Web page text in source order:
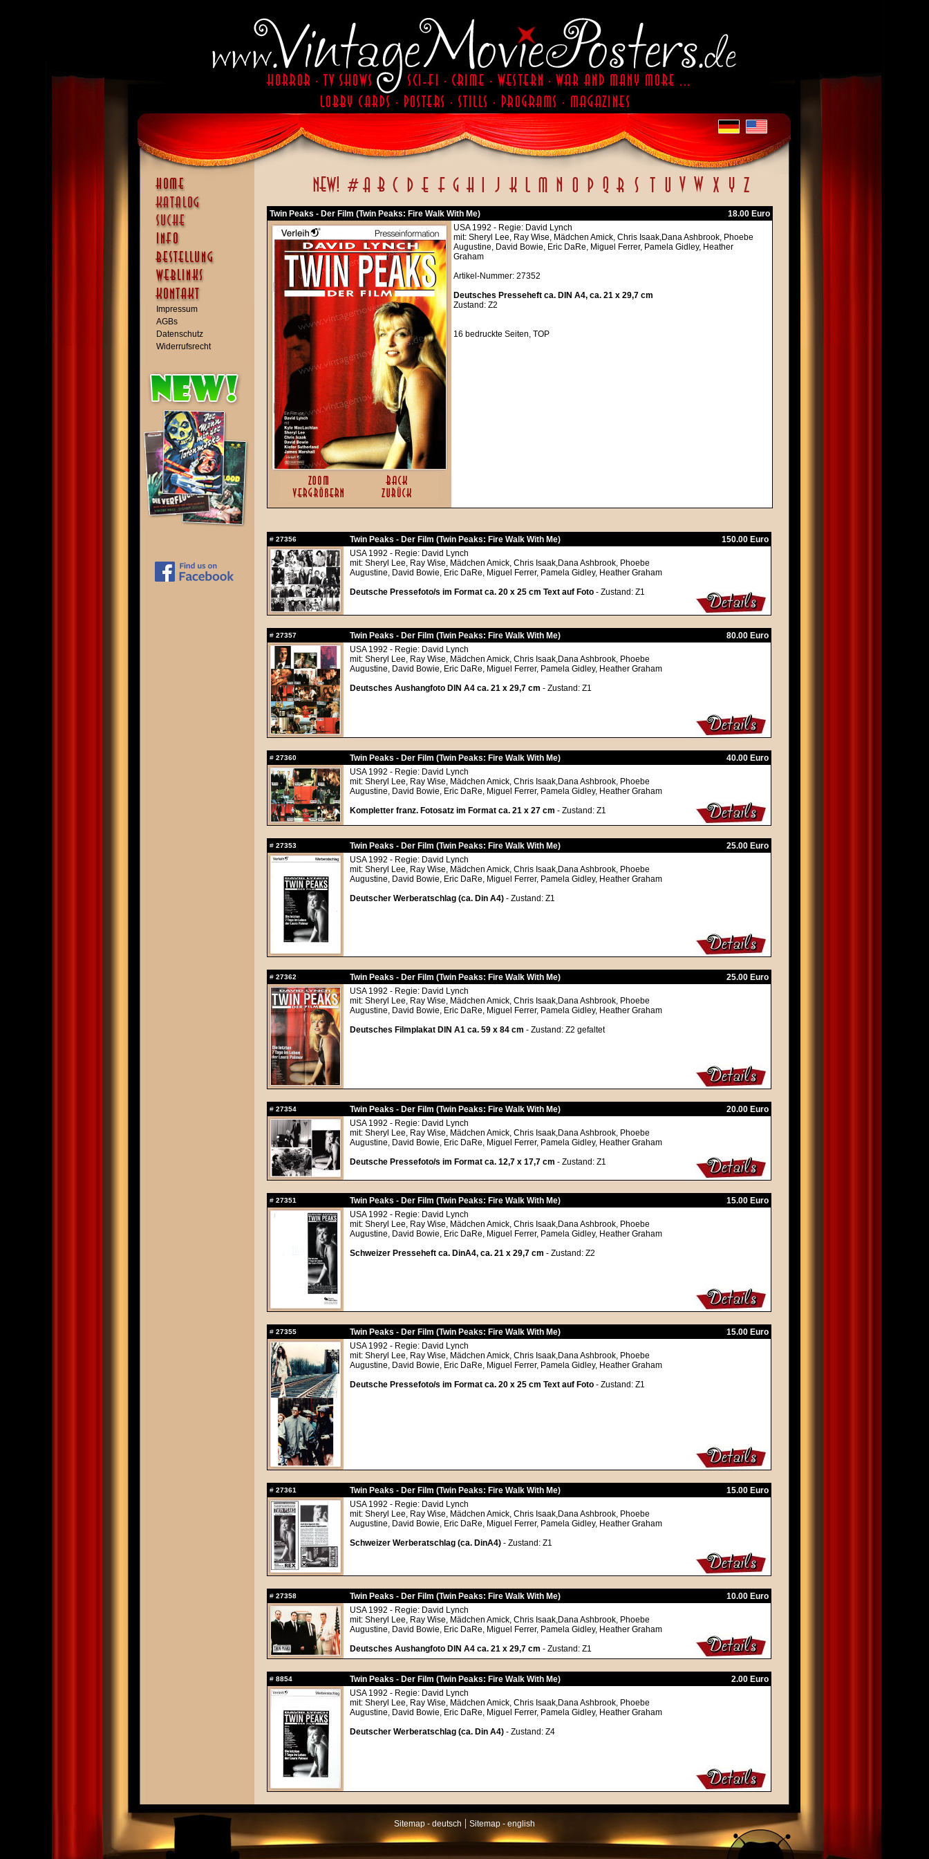
Impressum
AGBs
Datenschutz
Widerrufsrecht
Twin Peaks - Der Film (Twin Peaks: Fire Walk With Me)
18.00 Euro
USA 1992 - Regie: David Lynch
mit: Sheryl Lee, Ray Wise, Mädchen Amick, Chris Isaak,Dana Ashbrook, Phoebe
Augustine, David Bowie, Eric DaRe, Miguel Ferrer, Pamela Gidley, Heather
Graham
Artikel-Nummer: 27352
Deutsches Presseheft ca. DIN A4, ca. 21 x 29,7 cm
Zustand: Z2
16 bedruckte Seiten, TOP
# 27356 Twin Peaks - Der Film (Twin Peaks: Fire Walk With Me)
150.00 Euro
USA 1992 - Regie: David Lynch
mit: Sheryl Lee, Ray Wise, Mädchen Amick, Chris Isaak,Dana Ashbrook, Phoebe
Augustine, David Bowie, Eric DaRe, Miguel Ferrer, Pamela Gidley, Heather Graham
Deutsche Pressefoto/s im Format ca. 20 x 25 cm Text auf Foto - Zustand: Z1
# 27357 Twin Peaks - Der Film (Twin Peaks: Fire Walk With Me)
80.00 Euro
USA 1992 - Regie: David Lynch
mit: Sheryl Lee, Ray Wise, Mädchen Amick, Chris Isaak,Dana Ashbrook, Phoebe
Augustine, David Bowie, Eric DaRe, Miguel Ferrer, Pamela Gidley, Heather Graham
Deutsches Aushangfoto DIN A4 ca. 21 x 29,7 cm - Zustand: Z1
# 27360 Twin Peaks - Der Film (Twin Peaks: Fire Walk With Me)
40.00 Euro
USA 1992 - Regie: David Lynch
mit: Sheryl Lee, Ray Wise, Mädchen Amick, Chris Isaak,Dana Ashbrook, Phoebe
Augustine, David Bowie, Eric DaRe, Miguel Ferrer, Pamela Gidley, Heather Graham
Kompletter franz. Fotosatz im Format ca. 21 x 27 cm - Zustand: Z1
# 27353 Twin Peaks - Der Film (Twin Peaks: Fire Walk With Me)
25.00 Euro
USA 1992 - Regie: David Lynch
mit: Sheryl Lee, Ray Wise, Mädchen Amick, Chris Isaak,Dana Ashbrook, Phoebe
Augustine, David Bowie, Eric DaRe, Miguel Ferrer, Pamela Gidley, Heather Graham
Deutscher Werberatschlag (ca. Din A4) - Zustand: Z1
# 27362 Twin Peaks - Der Film (Twin Peaks: Fire Walk With Me)
25.00 Euro
USA 1992 - Regie: David Lynch
mit: Sheryl Lee, Ray Wise, Mädchen Amick, Chris Isaak,Dana Ashbrook, Phoebe
Augustine, David Bowie, Eric DaRe, Miguel Ferrer, Pamela Gidley, Heather Graham
Deutsches Filmplakat DIN A1 ca. 59 x 84 cm - Zustand: Z2 gefaltet
# 27354 Twin Peaks - Der Film (Twin Peaks: Fire Walk With Me)
20.00 Euro
USA 1992 - Regie: David Lynch
mit: Sheryl Lee, Ray Wise, Mädchen Amick, Chris Isaak,Dana Ashbrook, Phoebe
Augustine, David Bowie, Eric DaRe, Miguel Ferrer, Pamela Gidley, Heather Graham
Deutsche Pressefoto/s im Format ca. 12,7 x 17,7 cm - Zustand: Z1
# 27351 Twin Peaks - Der Film (Twin Peaks: Fire Walk With Me)
15.00 Euro
USA 1992 - Regie: David Lynch
mit: Sheryl Lee, Ray Wise, Mädchen Amick, Chris Isaak,Dana Ashbrook, Phoebe
Augustine, David Bowie, Eric DaRe, Miguel Ferrer, Pamela Gidley, Heather Graham
Schweizer Presseheft ca. DinA4, ca. 21 x 29,7 cm - Zustand: Z2
# 27355 Twin Peaks - Der Film (Twin Peaks: Fire Walk With Me)
15.00 Euro
USA 1992 - Regie: David Lynch
mit: Sheryl Lee, Ray Wise, Mädchen Amick, Chris Isaak,Dana Ashbrook, Phoebe
Augustine, David Bowie, Eric DaRe, Miguel Ferrer, Pamela Gidley, Heather Graham
Deutsche Pressefoto/s im Format ca. 20 x 25 cm Text auf Foto - Zustand: Z1
# 27361 Twin Peaks - Der Film (Twin Peaks: Fire Walk With Me)
15.00 Euro
USA 1992 - Regie: David Lynch
mit: Sheryl Lee, Ray Wise, Mädchen Amick, Chris Isaak,Dana Ashbrook, Phoebe
Augustine, David Bowie, Eric DaRe, Miguel Ferrer, Pamela Gidley, Heather Graham
Schweizer Werberatschlag (ca. DinA4) - Zustand: Z1
# 27358 Twin Peaks - Der Film (Twin Peaks: Fire Walk With Me)
10.00 Euro
USA 1992 - Regie: David Lynch
mit: Sheryl Lee, Ray Wise, Mädchen Amick, Chris Isaak,Dana Ashbrook, Phoebe
Augustine, David Bowie, Eric DaRe, Miguel Ferrer, Pamela Gidley, Heather Graham
Deutsches Aushangfoto DIN A4 ca. 21 x 29,7 cm - Zustand: Z1
# 8854 Twin Peaks - Der Film (Twin Peaks: Fire Walk With Me)
2.00 Euro
USA 1992 - Regie: David Lynch
mit: Sheryl Lee, Ray Wise, Mädchen Amick, Chris Isaak,Dana Ashbrook, Phoebe
Augustine, David Bowie, Eric DaRe, Miguel Ferrer, Pamela Gidley, Heather Graham
Deutscher Werberatschlag (ca. Din A4) - Zustand: Z4
Sitemap - deutsch | Sitemap - english